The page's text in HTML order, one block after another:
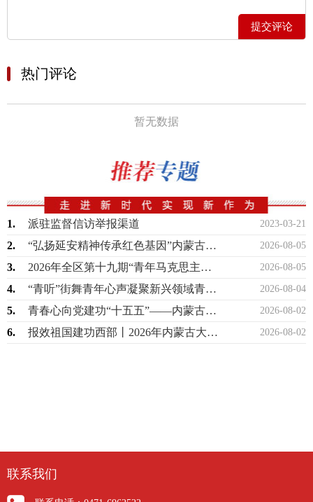
提交评论
热门评论
暂无数据
2023-03-21
1. 派驻监督信访举报渠道
2026-08-05
2. “弘扬延安精神传承红色基因”内蒙古少先队2026年暑期研学实践活动圆满举办
2026-08-05
3. 2026年全区第十九期“青年马克思主义者培养工程”高校班顺利举办
2026-08-04
4. “青听”街舞青年心声凝聚新兴领域青春力量
2026-08-02
5. 青春心向党建功“十五五”——内蒙古青年讲师团示范性宣讲走进巴彦淖尔
2026-08-02
6. 报效祖国建功西部丨2026年内蒙古大学生志愿服务西部计划志愿者培训在呼和浩特举办
联系我们